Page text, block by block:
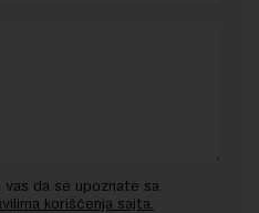
vas da se upoznate sa
korišćenja sajta.